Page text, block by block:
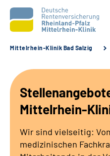
Unsere Angebote
Karriere
Mittelrhein-Klinik Bad Salzig
Mittelrhein-
Wir sind vielseitig:
medizinischen